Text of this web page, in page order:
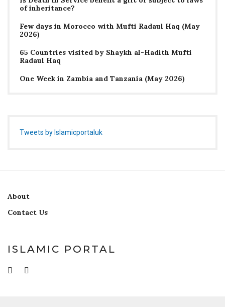
of inheritance?
Few days in Morocco with Mufti Radaul Haq (May
2026)
65 Countries visited by Shaykh al-Hadith Mufti
Radaul Haq
One Week in Zambia and Tanzania (May 2026)
Tweets by Islamicportaluk
About
Contact Us
ISLAMIC PORTAL